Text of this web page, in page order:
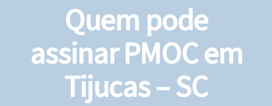
Quem pode
assinar PMOC em
Tijucas – SC